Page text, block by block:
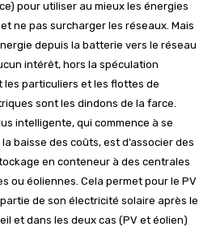
pour utiliser au mieux les énergies
ne pas surcharger les réseaux. Mais
depuis la batterie vers le réseau
intérêt, hors la spéculation
les particuliers et les flottes de
sont les dindons de la farce.
intelligente, qui commence à se
baisse des coûts, est d’associer des
en conteneur à des centrales
ou éoliennes. Cela permet pour le PV
de son électricité solaire après le
et dans les deux cas (PV et éolien)